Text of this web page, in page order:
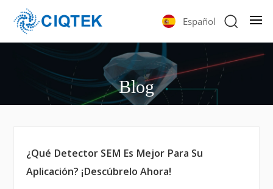
Español
Blog
¿Qué Detector SEM Es Mejor Para Su
Aplicación? ¡Descúbrelo Ahora!